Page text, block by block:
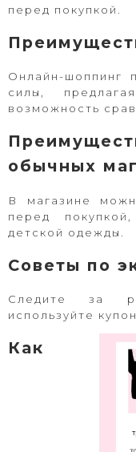
перед покупкой.
Онлайн-шоппинг
силы,
возможность
обычных
В магазине
перед
детской одежды.
Советы по
Следите за
используйте
Как